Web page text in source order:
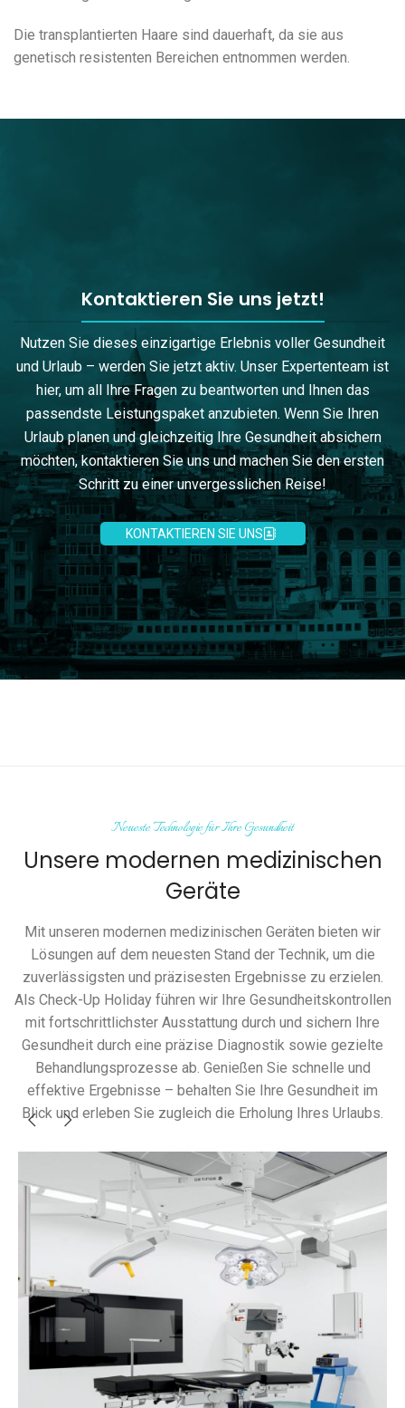
Die transplantierten Haare sind dauerhaft, da sie aus
genetisch resistenten Bereichen entnommen werden.
Kontaktieren Sie uns jetzt!
Nutzen Sie dieses einzigartige Erlebnis voller Gesundheit
und Urlaub – werden Sie jetzt aktiv. Unser Expertenteam ist
hier, um all Ihre Fragen zu beantworten und Ihnen das
passendste Leistungspaket anzubieten. Wenn Sie Ihren
Urlaub planen und gleichzeitig Ihre Gesundheit absichern
möchten, kontaktieren Sie uns und machen Sie den ersten
Schritt zu einer unvergesslichen Reise!
KONTAKTIEREN SIE UNS
Neueste Technologie für Ihre Gesundheit
Unsere modernen medizinischen
Geräte
Mit unseren modernen medizinischen Geräten bieten wir
Lösungen auf dem neuesten Stand der Technik, um die
zuverlässigsten und präzisesten Ergebnisse zu erzielen.
Als Check-Up Holiday führen wir Ihre Gesundheitskontrollen
mit fortschrittlichster Ausstattung durch und sichern Ihre
Gesundheit durch eine präzise Diagnostik sowie gezielte
Behandlungsprozesse ab. Genießen Sie schnelle und
effektive Ergebnisse – behalten Sie Ihre Gesundheit im
Blick und erleben Sie zugleich die Erholung Ihres Urlaubs.